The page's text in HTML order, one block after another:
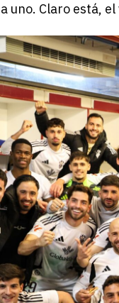
uno. Claro está,